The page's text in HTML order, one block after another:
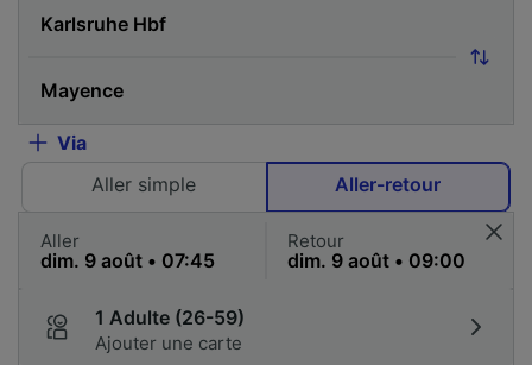
Via
Aller simple
Aller-retour
Aller Retour
1 Adulte (26-59)
Ajouter une carte